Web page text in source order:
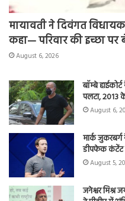
मायावती ने दिवंगत
कहा— परिवार की इच्छा
August 6, 2026
बॉम्बे
पलटा, 2013
August 6,
मार्क
डीपफेक कंटेंट
August 5,
जनेश्वर मिश्र